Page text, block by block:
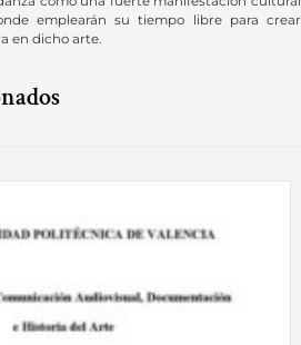
emplearán su tiempo libre para crear
en dicho arte.